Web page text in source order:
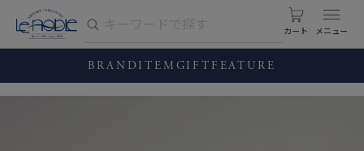
カート
BRANDITEM GIFT FEATURE